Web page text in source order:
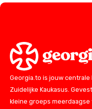
Georgia.to is jouw
Zuidelijke Kaukasus.
kleine groeps